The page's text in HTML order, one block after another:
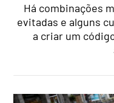
Há combinações
evitadas e alguns
a criar um